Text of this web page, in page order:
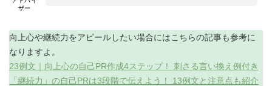
ザー
向上心や継続力をアピールしたい場合にはこちらの記事も参考に
なりますよ。
23例文｜向上心の自己PR作成4ステップ！ 刺さる言い換え例付き
「継続力」の自己PRは3段階で伝えよう！ 13例文と注意点も紹介